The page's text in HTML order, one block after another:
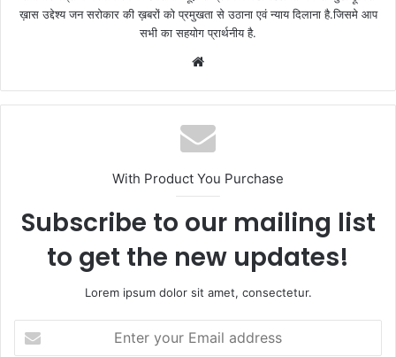
ख़ास उद्देश्य जन सरोकार की ख़बरों को प्रमुखता से उठाना एवं न्याय दिलाना है.जिसमे आप
सभी का सहयोग प्रार्थनीय है.
With Product You Purchase
Subscribe to our mailing list
to get the new updates!
Lorem ipsum dolor sit amet, consectetur.
your